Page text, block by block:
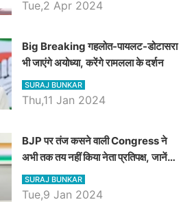
Tue,2 Apr 2024
Big Breaking गहलोत-पायलट-डोटासरा
भी जाएंगे अयोध्या, करेंगे रामलला के दर्शन
SURAJ BUNKAR
Thu,11 Jan 2024
BJP पर तंज कसने वाली Congress ने
अभी तक तय नहीं किया नेता प्रतिपक्ष, जानें
कौन होगा दावेदार
SURAJ BUNKAR
Tue,9 Jan 2024